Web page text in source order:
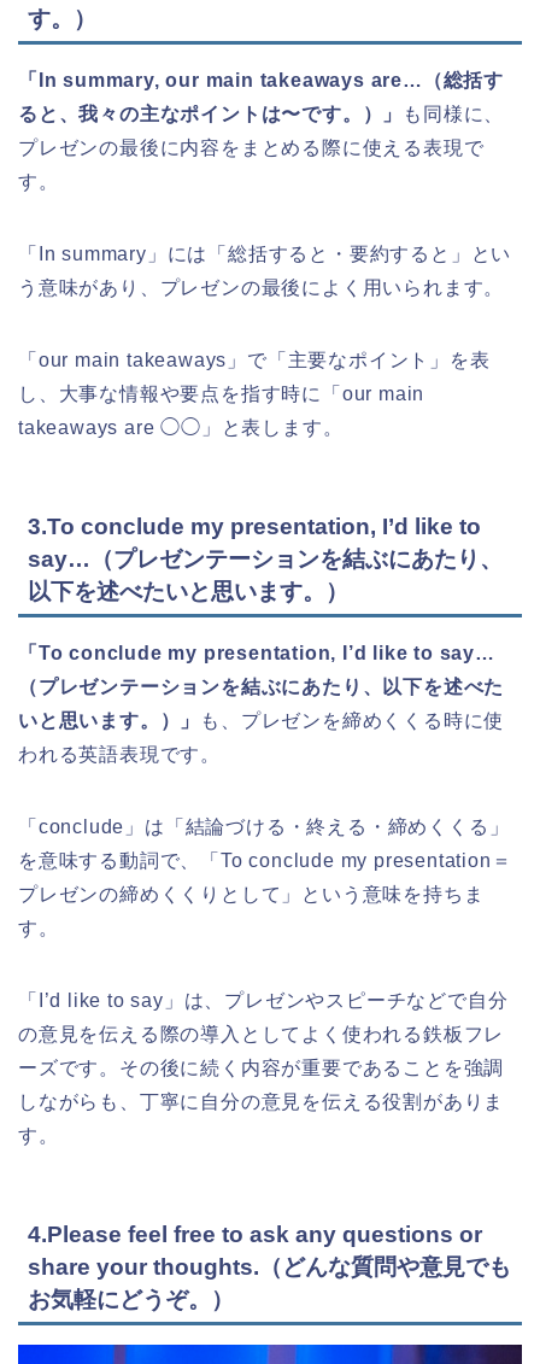
す。）
「In summary, our main takeaways are…（総括す
ると、我々の主なポイントは〜です。）」
も同様に、
プレゼンの最後に内容をまとめる際に使える表現で
す。
「In summary」には「総括すると・要約すると」とい
う意味があり、プレゼンの最後によく用いられます。
「our main takeaways」で「主要なポイント」を表
し、大事な情報や要点を指す時に「our main
takeaways are ◯◯」と表します。
3.To conclude my presentation, I’d like to
say…（プレゼンテーションを結ぶにあたり、
以下を述べたいと思います。）
「To conclude my presentation, I’d like to say…
（プレゼンテーションを結ぶにあたり、以下を述べた
いと思います。）」
も、プレゼンを締めくくる時に使
われる英語表現です。
「conclude」は「結論づける・終える・締めくくる」
を意味する動詞で、「To conclude my presentation＝
プレゼンの締めくくりとして」という意味を持ちま
す。
「I’d like to say」は、プレゼンやスピーチなどで自分
の意見を伝える際の導入としてよく使われる鉄板フレ
ーズです。その後に続く内容が重要であることを強調
しながらも、丁寧に自分の意見を伝える役割がありま
す。
4.Please feel free to ask any questions or
share your thoughts.（どんな質問や意見でも
お気軽にどうぞ。）